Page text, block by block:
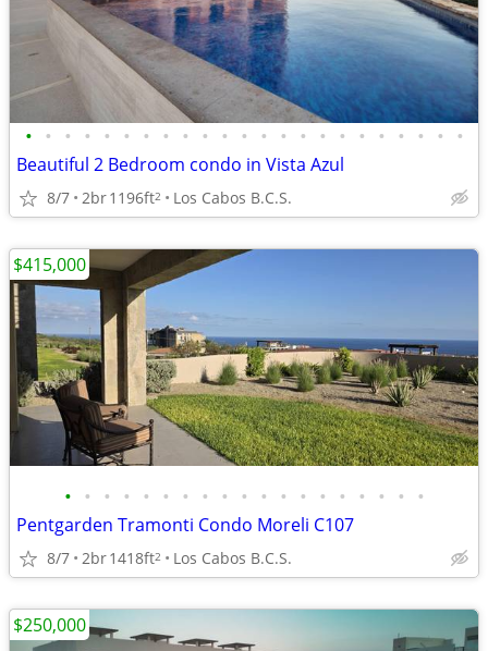
• • • • • • • • • • • • • • • • • • • • • • •
Beautiful 2 Bedroom condo in Vista Azul
8/7 2br1196ft2 Los Cabos B.C.S.
• • • • • • • • • • • • • • • • • • •
Pentgarden Tramonti Condo Moreli C107
8/7 2br1418ft2 Los Cabos B.C.S.
$415,000
$250,000